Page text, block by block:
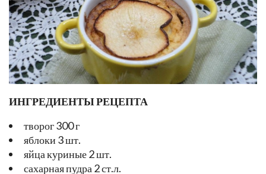
ИНГРЕДИЕНТЫ РЕЦЕПТА
творог 300 г
яблоки 3 шт.
яйца куриные 2 шт.
сахарная пудра 2 ст.л.